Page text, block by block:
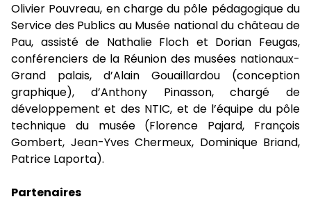
Olivier Pouvreau, en charge du pôle pédagogique du
Service des Publics au Musée national du château de
Pau, assisté de Nathalie Floch et Dorian Feugas,
conférenciers de la Réunion des musées nationaux-
Grand palais, d’Alain Gouaillardou (conception
graphique), d’Anthony Pinasson, chargé de
développement et des NTIC, et de l’équipe du pôle
technique du musée (Florence Pajard, François
Gombert, Jean-Yves Chermeux, Dominique Briand,
Patrice Laporta).
Partenaires